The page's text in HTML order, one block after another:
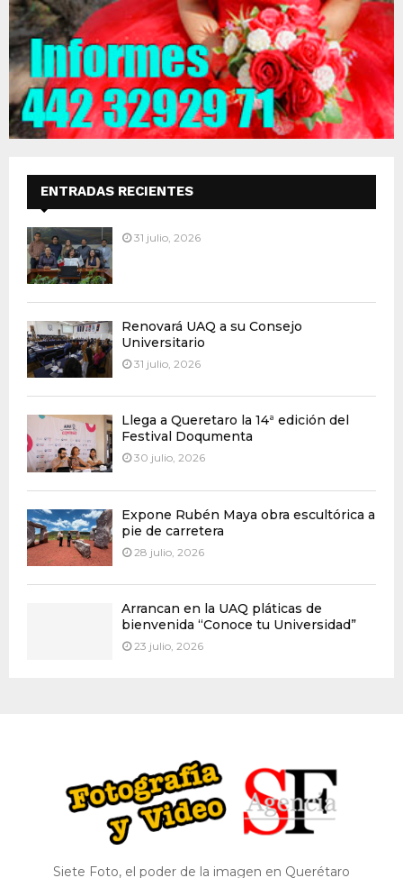
ENTRADAS RECIENTES
31 julio, 2026
Renovará UAQ a su Consejo
Universitario
31 julio, 2026
Llega a Queretaro la 14ª edición del
Festival Doqumenta
30 julio, 2026
Expone Rubén Maya obra escultórica a
pie de carretera
28 julio, 2026
Arrancan en la UAQ pláticas de
bienvenida “Conoce tu Universidad”
23 julio, 2026
Siete Foto, el poder de la imagen en Querétaro